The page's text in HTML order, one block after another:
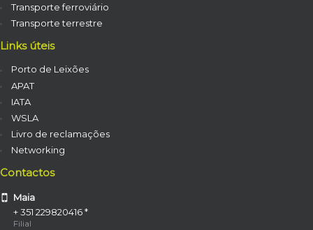
Transporte ferroviário
Transporte terrestre
Links úteis
Porto de Leixões
APAT
IATA
WSLA
Livro de reclamações
Networking
Contactos
Maia
+ 351 229820416 *
Filial